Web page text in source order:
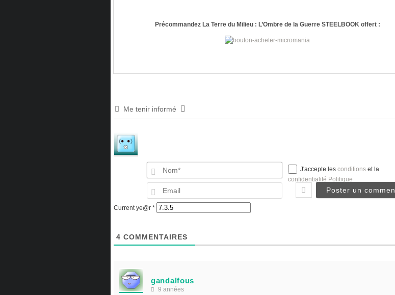
Précommandez La Terre du Milieu : L’Ombre de la Guerre STEELBOOK offert :
Me tenir informé
Nom*
J'accepte les conditions et la
confidentialité Politique
Current ye@r *
4 COMMENTAIRES
gandalfous
9 années